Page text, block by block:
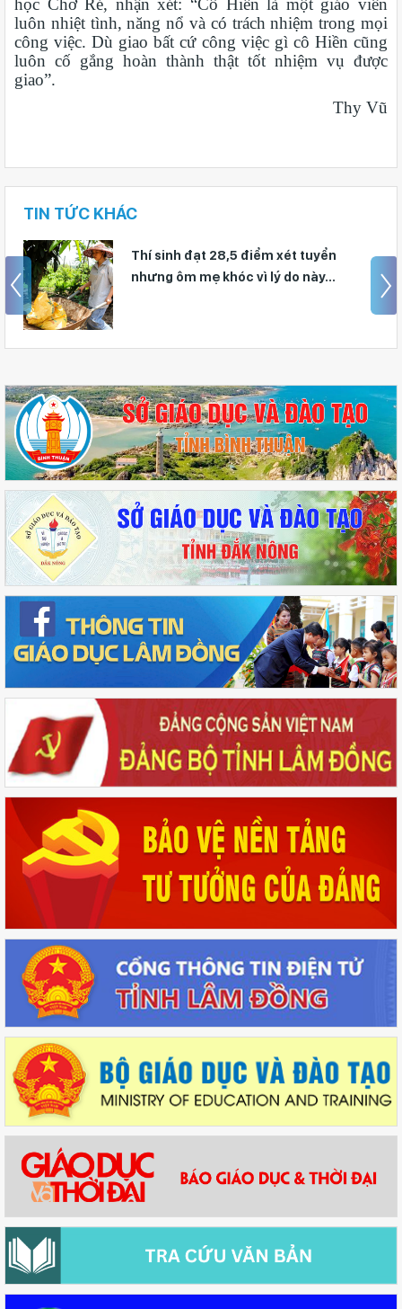
học Chơ Ré, nhận xét: “Cô Hiền là một giáo viên
luôn nhiệt tình, năng nổ và có trách nhiệm trong mọi
công việc. Dù giao bất cứ công việc gì cô Hiền cũng
luôn cố gắng hoàn thành thật tốt nhiệm vụ được
giao”.
Thy Vũ
TIN TỨC KHÁC
Thí sinh đạt 28,5 điểm xét tuyển
nhưng ôm mẹ khóc vì lý do này...